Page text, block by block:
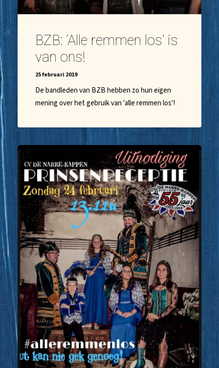
BZB: ‘Alle remmen los’ is
van ons!
25 februari 2019
De bandleden van BZB hebben zo hun eigen
mening over het gebruik van 'alle remmen los'!